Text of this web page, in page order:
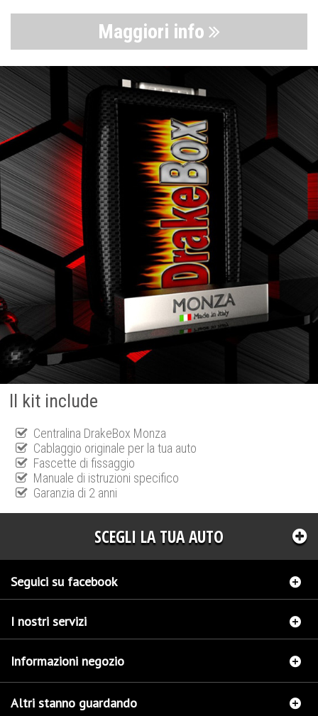
Maggiori info
Il kit include
Centralina DrakeBox Monza
Cablaggio originale per la tua auto
Fascette di fissaggio
Manuale di istruzioni specifico
Garanzia di 2 anni
SCEGLI LA TUA AUTO
Seguici su facebook
I nostri servizi
Informazioni negozio
Altri stanno guardando